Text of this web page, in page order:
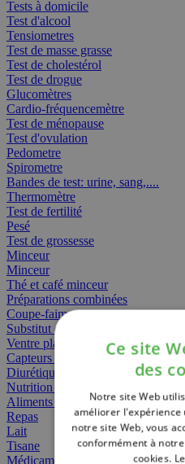
Tests à domicile
Test d'alcool
Tensiometres
Test de masse grasse
Test de cholestérol
Test de drogue
Glucomètres
Cardio-fréquencemètre
Test de ménopause
Test d'ovulation
Pedometre
Spirometre
Bandes de test: urine, sang,....
Thermomètre
Test de fertilité
Pesé
Test de grossesse
Minceur
Minceur
Thé et café minceur
Préparations combinées
Coupe-faim
Substitut de repas
Ventre plat
Capteurs gras
Diurétiques
Nutrition spécifique
Aliments Bébé
Repas
Lait
Tisane
Médicament
Ce site
des
Notre site Web
améliorer
notre site Web, vous
conformément à
cookies.